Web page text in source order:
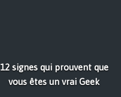
12 signes qui prouvent que
vous êtes un vrai Geek